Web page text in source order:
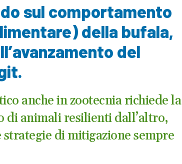
sul comportamento
della bufala,
del
anche in zootecnia richiede la
di animali resilienti dall’altro,
di mitigazione sempre